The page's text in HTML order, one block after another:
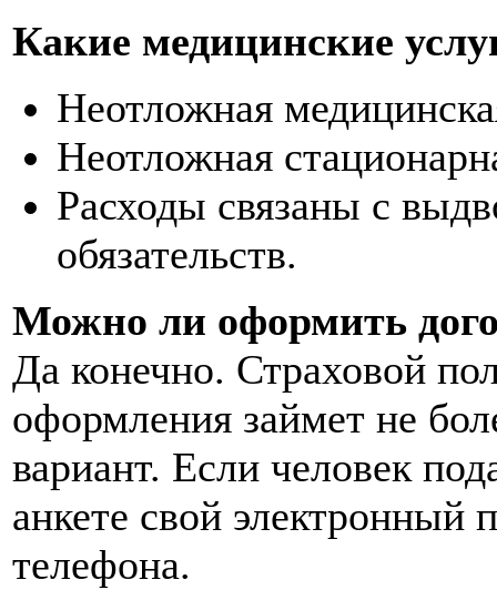
Какие медицинские
Неотложная
Неотложная
Расходы связаны с
обязательств.
Можно ли оформить
Да конечно. Страховой
оформления займет не
вариант. Если человек
анкете свой электронный
телефона.